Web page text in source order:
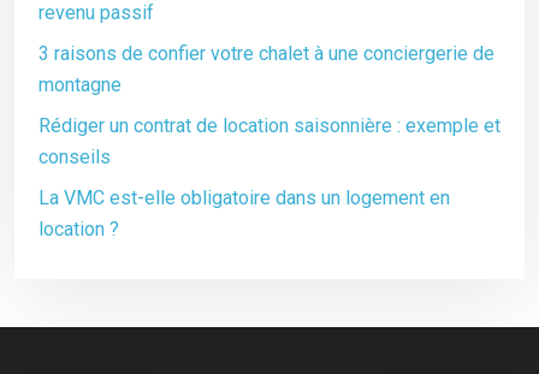
revenu passif
3 raisons de confier votre chalet à une conciergerie de
montagne
Rédiger un contrat de location saisonnière : exemple et
conseils
La VMC est-elle obligatoire dans un logement en
location ?